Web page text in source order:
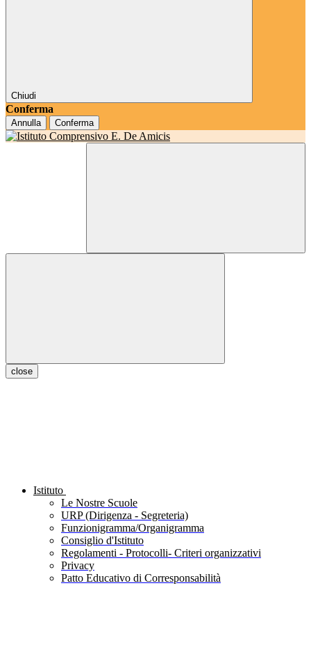
Chiudi
Conferma
Annulla Conferma
close
Istituto
Le Nostre Scuole
URP (Dirigenza - Segreteria)
Funzionigramma/Organigramma
Consiglio d'Istituto
Regolamenti - Protocolli- Criteri organizzativi
Privacy
Patto Educativo di Corresponsabilità